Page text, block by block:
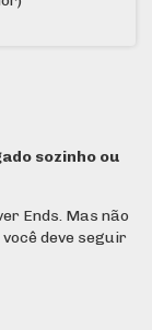
sozinho ou
Ends. Mas não
deve seguir